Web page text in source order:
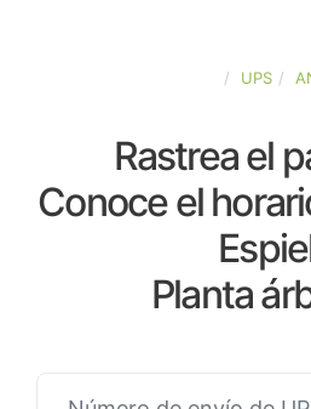
UPS
Rastrea el
Conoce el
Planta